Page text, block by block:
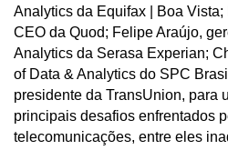
Analytics da Equifax | Boa
CEO da Quod; Felipe Araújo,
Analytics da Serasa Experian;
of Data & Analytics do SPC
presidente da TransUnion, para
principais desafios enfrentados
telecomunicações, entre eles